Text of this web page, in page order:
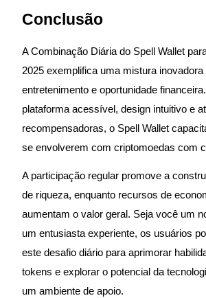
Indicação
Convide um amigo para receber
Conclusão
A Combinação Diária do Spell Wallet
2025 exemplifica uma mistura inovadora
entretenimento e oportunidade
plataforma acessível, design intuitivo e
recompensadoras, o Spell Wallet
se envolverem com criptomoedas com
A participação regular promove a
de riqueza, enquanto recursos de
aumentam o valor geral. Seja você um
um entusiasta experiente, os usuários
este desafio diário para aprimorar
tokens e explorar o potencial da
um ambiente de apoio.